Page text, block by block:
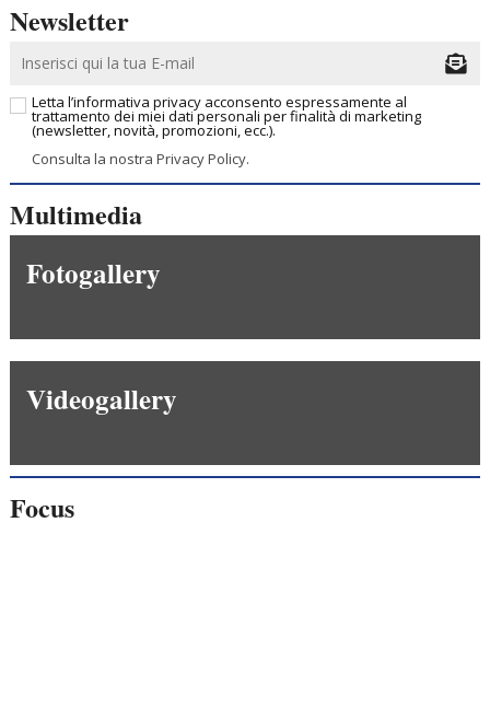
Newsletter
Letta l’informativa privacy acconsento espressamente al
trattamento dei miei dati personali per finalità di marketing
(newsletter, novità, promozioni, ecc.).
Consulta la nostra Privacy Policy.
Multimedia
Fotogallery
Videogallery
Focus